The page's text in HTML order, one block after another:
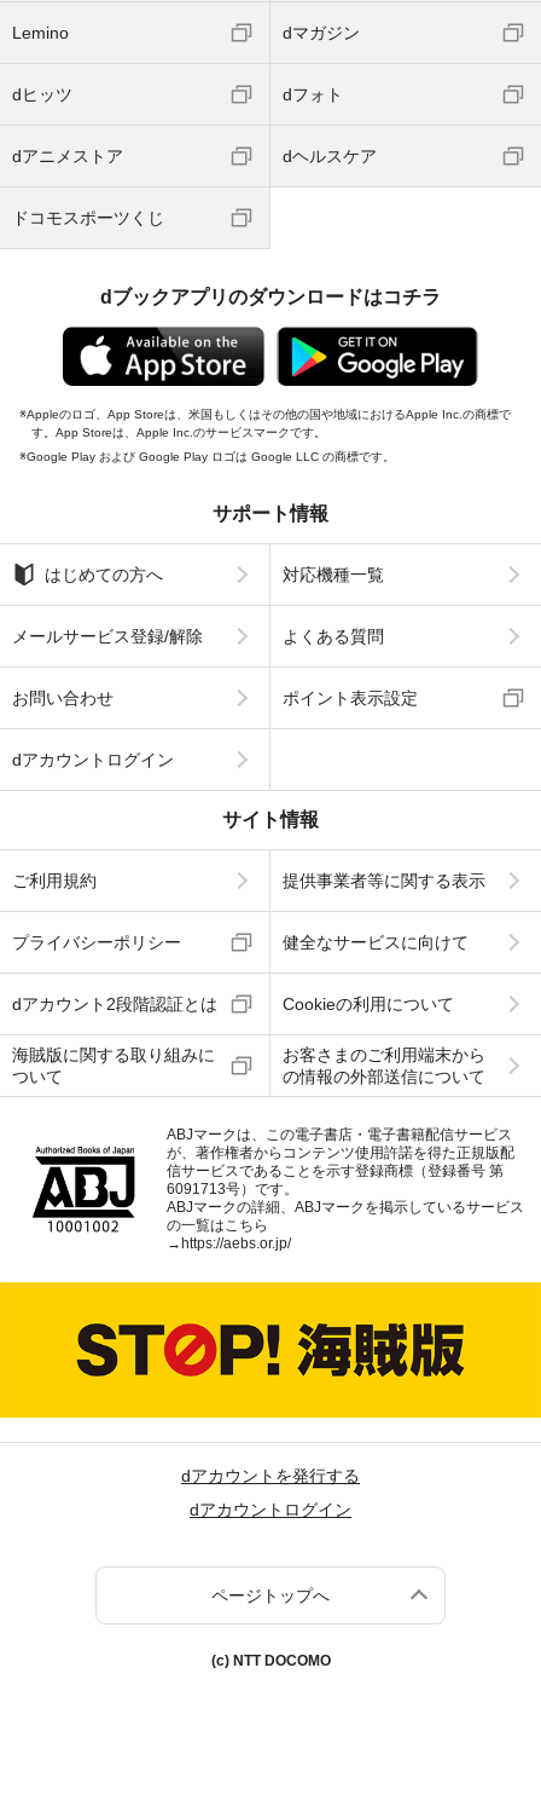
Lemino dマガジン
dヒッツ dフォト
dアニメストア dヘルスケア
ドコモスポーツくじ
dブックアプリのダウンロードはコチラ
Appleのロゴ、App Storeは、米国もしくはその他の国や地域におけるApple Inc.の商標で
す。App Storeは、Apple Inc.のサービスマークです。
Google Play および Google Play ロゴは Google LLC の商標です。
サポート情報
はじめての方へ 対応機種一覧
メールサービス登録/解除 よくある質問
お問い合わせ ポイント表示設定
dアカウントログイン
サイト情報
ご利用規約 提供事業者等に関する表示
プライバシーポリシー 健全なサービスに向けて
dアカウント2段階認証とは Cookieの利用について
海賊版に関する取り組みに
ついて
お客さまのご利用端末から
の情報の外部送信について
ABJマークは、この電子書店・電子書籍配信サービス
が、著作権者からコンテンツ使用許諾を得た正規版配
信サービスであることを示す登録商標（登録番号 第
6091713号）です。
ABJマークの詳細、ABJマークを掲示しているサービス
の一覧はこちら
→https://aebs.or.jp/
dアカウントを発行する
dアカウントログイン
ページトップへ
(c) NTT DOCOMO